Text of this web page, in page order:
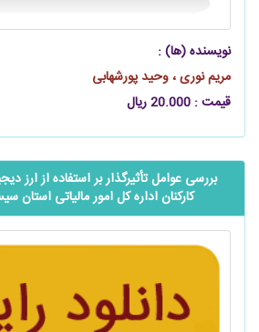
نویسنده (ها) :
مریم نوری ، وحید پورشهابی
قیمت : 20.000 ریال
بررسی عوامل تأثیرگذار بر استفاده از ارز
کارکنان اداره کل امور مالیاتی استان